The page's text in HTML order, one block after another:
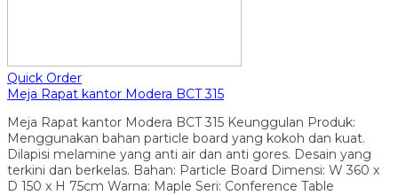
Quick Order
Meja Rapat kantor Modera BCT 315
Meja Rapat kantor Modera BCT 315 Keunggulan Produk:
Menggunakan bahan particle board yang kokoh dan kuat.
Dilapisi melamine yang anti air dan anti gores. Desain yang
terkini dan berkelas. Bahan: Particle Board Dimensi: W 360 x
D 150 x H 75cm Warna: Maple Seri: Conference Table